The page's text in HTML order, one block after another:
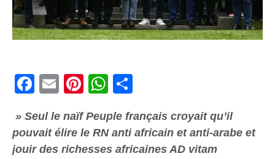
Facebook
Email PinterestWhatsApp
» Seul le naïf Peuple français croyait qu’il
pouvait élire le RN anti africain et anti-arabe et
jouir des richesses africaines AD vitam